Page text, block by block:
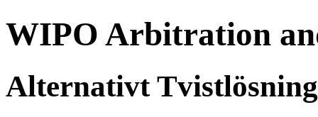
WIPO Arbitration
Alternativt